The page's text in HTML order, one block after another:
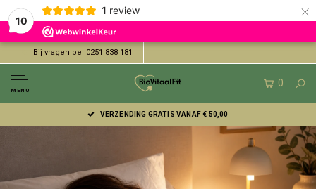
10
1 review ×
Bij vragen bel 0251 838 181
MENU
0
VERZENDING GRATIS VANAF € 50,00